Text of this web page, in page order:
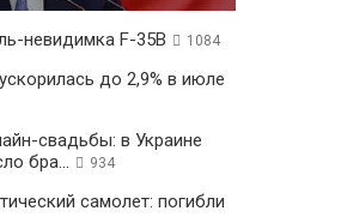
невидимка F-35B 1084
до 2,9% в июле
свадьбы: в Украине
бра...
934
самолет: погибли